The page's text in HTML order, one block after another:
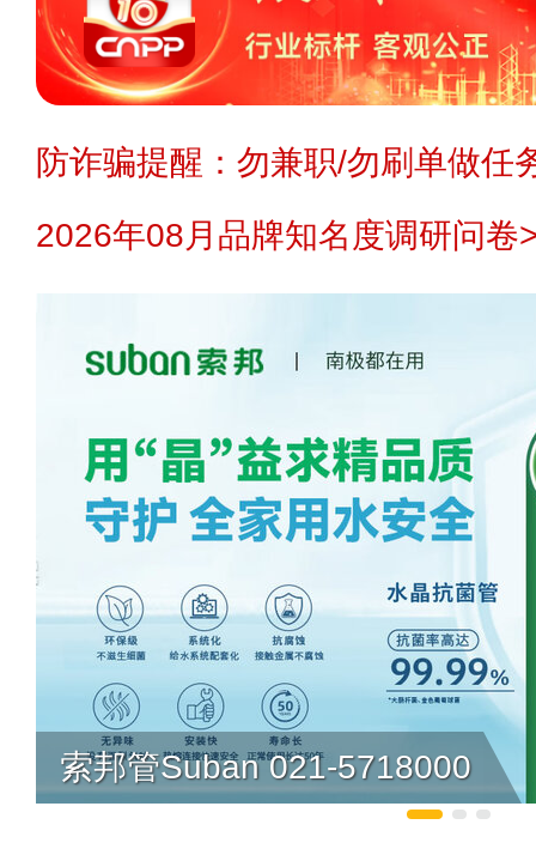
防诈骗提醒：勿兼职/勿刷单做任
2026年08月品牌知名度调研问卷
索邦管Suban 021-5718000